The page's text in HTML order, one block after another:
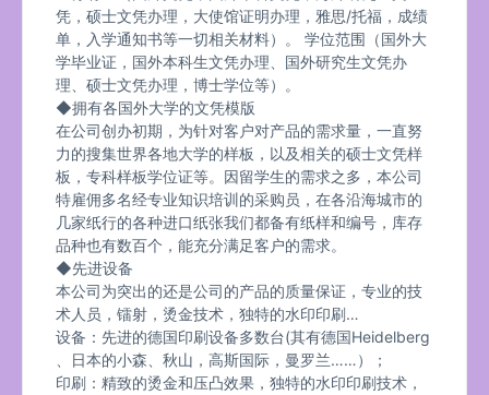
凭，硕士文凭办理，大使馆证明办理，雅思/托福，成绩
单，入学通知书等一切相关材料）。 学位范围（国外大
学毕业证，国外本科生文凭办理、国外研究生文凭办
理、硕士文凭办理，博士学位等）。
◆拥有各国外大学的文凭模版
在公司创办初期，为针对客户对产品的需求量，一直努
力的搜集世界各地大学的样板，以及相关的硕士文凭样
板，专科样板学位证等。因留学生的需求之多，本公司
特雇佣多名经专业知识培训的采购员，在各沿海城市的
几家纸行的各种进口纸张我们都备有纸样和编号，库存
品种也有数百个，能充分满足客户的需求。
◆先进设备
本公司为突出的还是公司的产品的质量保证，专业的技
术人员，镭射，烫金技术，独特的水印印刷…
设备：先进的德国印刷设备多数台(其有德国Heidelberg
、日本的小森、秋山，高斯国际，曼罗兰……）；
印刷：精致的烫金和压凸效果，独特的水印印刷技术，